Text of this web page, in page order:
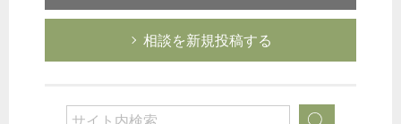
相談を新規投稿する